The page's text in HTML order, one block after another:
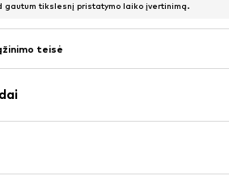
gautum tikslesnį pristatymo laiko įvertinimą.
teisė